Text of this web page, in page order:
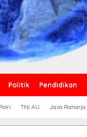
Politik Pendidikan
TNI AU Jasa Raharja